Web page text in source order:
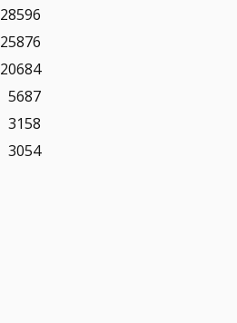
28596
25876
20684
5687
3158
3054